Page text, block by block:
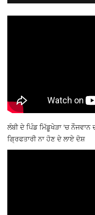
ਲੰਬੀ ਦੇ ਪਿੰਡ ਮਿੱਡੂਖੇੜਾ 'ਚ ਨੌਜਵਾਨ
ਗ੍ਰਿਫਤਾਰੀ ਨਾ ਹੋਣ ਦੇ ਲਾਏ ਦੋਸ਼